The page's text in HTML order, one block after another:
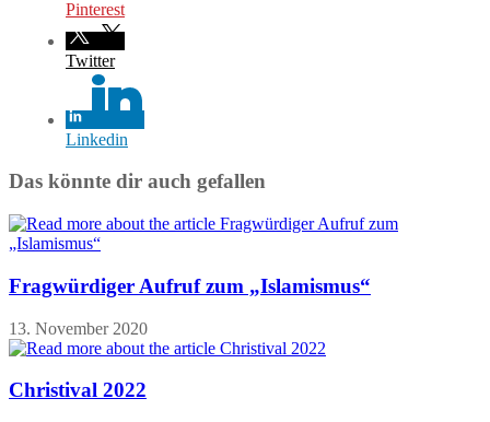
Pinterest
Twitter
Linkedin
Das könnte dir auch gefallen
Fragwürdiger Aufruf zum „Islamismus“
13. November 2020
Christival 2022